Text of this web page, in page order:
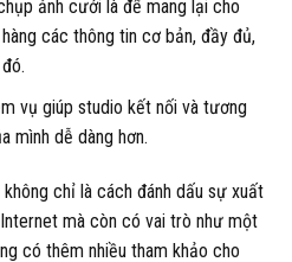
ảnh cưới là để mang lại cho
các thông tin cơ bản, đầy đủ,
vụ giúp studio kết nối và tương
mình dễ dàng hơn.
chỉ là cách đánh dấu sự xuất
mà còn có vai trò như một
có thêm nhiều tham khảo cho